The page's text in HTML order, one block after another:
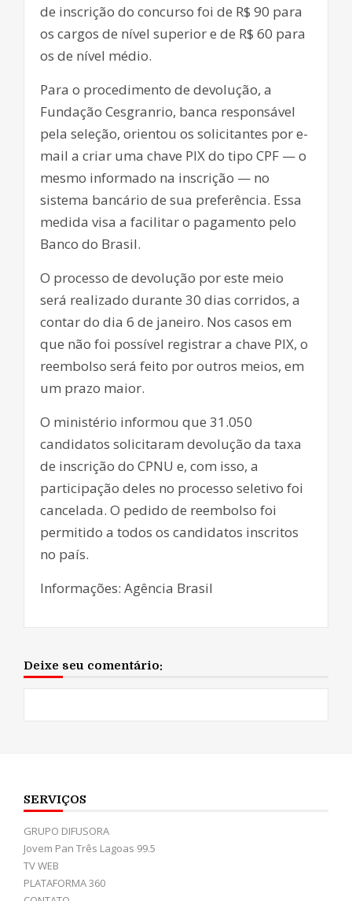
de inscrição do concurso foi de R$ 90 para
os cargos de nível superior e de R$ 60 para
os de nível médio.
Para o procedimento de devolução, a
Fundação Cesgranrio, banca responsável
pela seleção, orientou os solicitantes por e-
mail a criar uma chave PIX do tipo CPF — o
mesmo informado na inscrição — no
sistema bancário de sua preferência. Essa
medida visa a facilitar o pagamento pelo
Banco do Brasil.
O processo de devolução por este meio
será realizado durante 30 dias corridos, a
contar do dia 6 de janeiro. Nos casos em
que não foi possível registrar a chave PIX, o
reembolso será feito por outros meios, em
um prazo maior.
O ministério informou que 31.050
candidatos solicitaram devolução da taxa
de inscrição do CPNU e, com isso, a
participação deles no processo seletivo foi
cancelada. O pedido de reembolso foi
permitido a todos os candidatos inscritos
no país.
Informações: Agência Brasil
Deixe seu comentário:
SERVIÇOS
GRUPO DIFUSORA
Jovem Pan Três Lagoas 99.5
TV WEB
PLATAFORMA 360